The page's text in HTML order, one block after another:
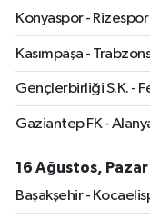
Konyaspor - Rizespor
Kasımpaşa -
Gençlerbirliği S.K. -
Gaziantep FK -
16 Ağustos, Pazar
Başakşehir -